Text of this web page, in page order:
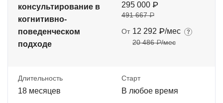
консультирование в
когнитивно-
поведенческом
подходе
295 000 ₽
491 667 ₽
От 12 292 ₽/мес
20 486 ₽/мес
Длительность
18 месяцев
Старт
В любое время